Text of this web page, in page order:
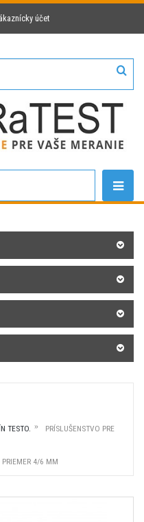
účet
TESTO.
PRÍSLUŠENSTVO PRE
4/6 MM